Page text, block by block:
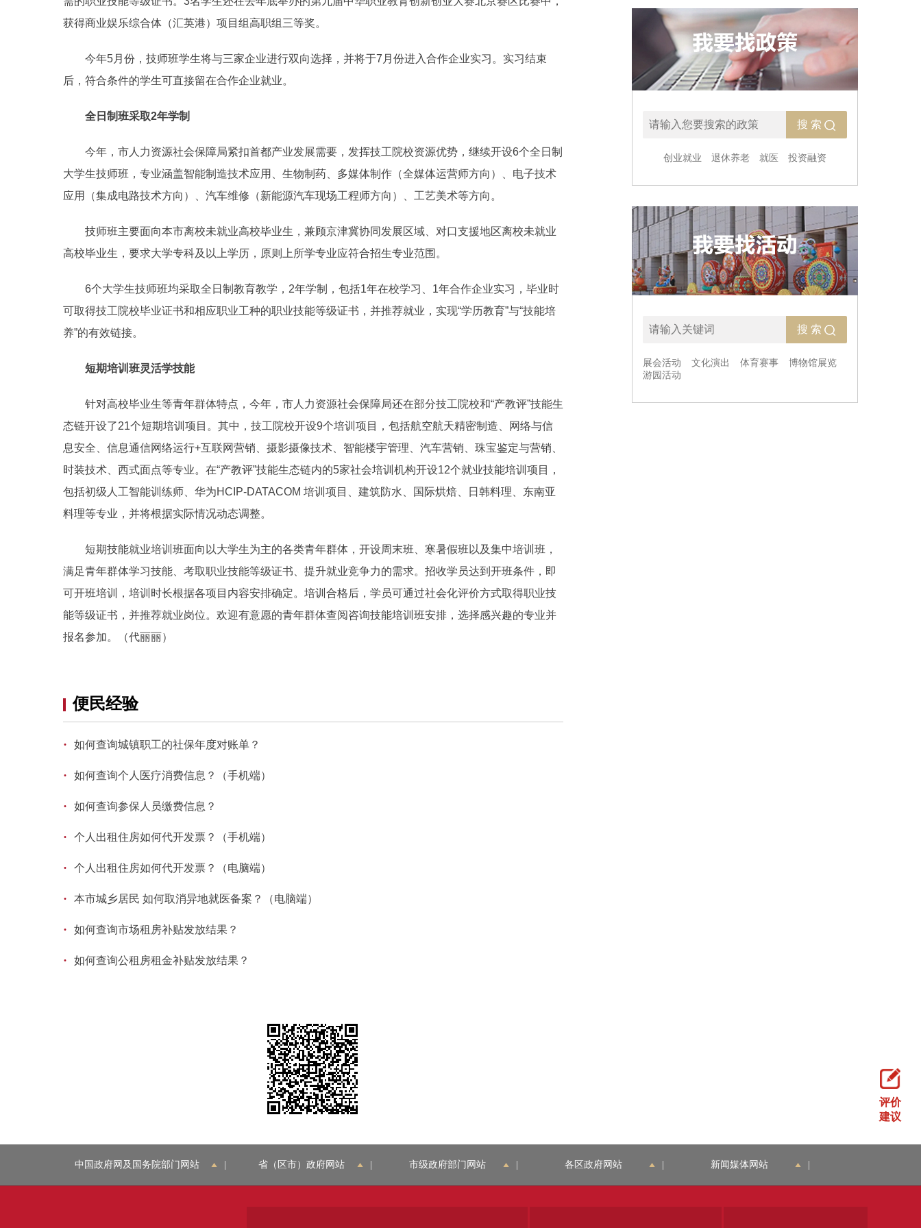
获得商业娱乐综合体（汇英港）项目组高职组三等奖。
今年5月份，技师班学生将与三家企业进行双向选择，并将于7月份进入合作企业实习。实习结束
后，符合条件的学生可直接留在合作企业就业。
全日制班采取2年学制
今年，市人力资源社会保障局紧扣首都产业发展需要，发挥技工院校资源优势，继续开设6个全日制
大学生技师班，专业涵盖智能制造技术应用、生物制药、多媒体制作（全媒体运营师方向）、电子技术
应用（集成电路技术方向）、汽车维修（新能源汽车现场工程师方向）、工艺美术等方向。
技师班主要面向本市离校未就业高校毕业生，兼顾京津冀协同发展区域、对口支援地区离校未就业
高校毕业生，要求大学专科及以上学历，原则上所学专业应符合招生专业范围。
6个大学生技师班均采取全日制教育教学，2年学制，包括1年在校学习、1年合作企业实习，毕业时
可取得技工院校毕业证书和相应职业工种的职业技能等级证书，并推荐就业，实现“学历教育”与“技能培
养”的有效链接。
短期培训班灵活学技能
针对高校毕业生等青年群体特点，今年，市人力资源社会保障局还在部分技工院校和“产教评”技能生
态链开设了21个短期培训项目。其中，技工院校开设9个培训项目，包括航空航天精密制造、网络与信
息安全、信息通信网络运行+互联网营销、摄影摄像技术、智能楼宇管理、汽车营销、珠宝鉴定与营销、
时装技术、西式面点等专业。在“产教评”技能生态链内的5家社会培训机构开设12个就业技能培训项目，
包括初级人工智能训练师、华为HCIP-DATACOM 培训项目、建筑防水、国际烘焙、日韩料理、东南亚
料理等专业，并将根据实际情况动态调整。
短期技能就业培训班面向以大学生为主的各类青年群体，开设周末班、寒暑假班以及集中培训班，
满足青年群体学习技能、考取职业技能等级证书、提升就业竞争力的需求。招收学员达到开班条件，即
可开班培训，培训时长根据各项目内容安排确定。培训合格后，学员可通过社会化评价方式取得职业技
能等级证书，并推荐就业岗位。欢迎有意愿的青年群体查阅咨询技能培训班安排，选择感兴趣的专业并
报名参加。（代丽丽）
便民经验
· 如何查询城镇职工的社保年度对账单？
· 如何查询个人医疗消费信息？（手机端）
· 如何查询参保人员缴费信息？
· 个人出租住房如何代开发票？（手机端）
· 个人出租住房如何代开发票？（电脑端）
· 本市城乡居民 如何取消异地就医备案？（电脑端）
· 如何查询市场租房补贴发放结果？
· 如何查询公租房租金补贴发放结果？
评价
建议
中国政府网及国务院部门网站 省（区市）政府网站 市级政府部门网站 各区政府网站 新闻媒体网站